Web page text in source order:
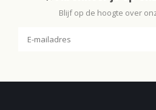
Blijf op de hoogte over